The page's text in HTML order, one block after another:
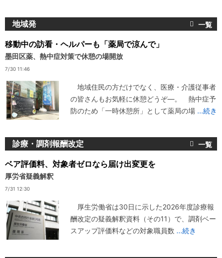
地域発
移動中の訪看・ヘルパーも「薬局で涼んで」
墨田区薬、熱中症対策で休憩の場開放
7/30 11:46
地域住民の方だけでなく、医療・介護従事者
の皆さんもお気軽に休憩どうぞ―。 熱中症予
防のため「一時休憩所」として薬局の場 ...続き
診療・調剤報酬改定
ベア評価料、対象者ゼロなら届け出変更を
厚労省疑義解釈
7/31 12:30
厚生労働省は30日に示した2026年度診療報
酬改定の疑義解釈資料（その11）で、調剤ベー
スアップ評価料などの対象職員数 ...続き